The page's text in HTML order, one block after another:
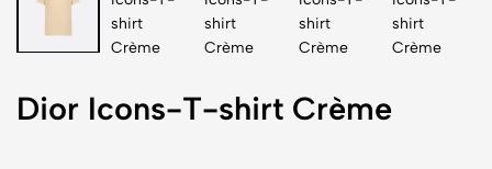
Dior Icons-T-shirt Crème